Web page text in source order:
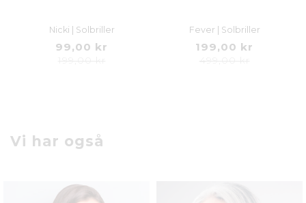
Nicki | Solbriller
99,00 kr
Fever | Solbriller
199,00 kr
Vi har også